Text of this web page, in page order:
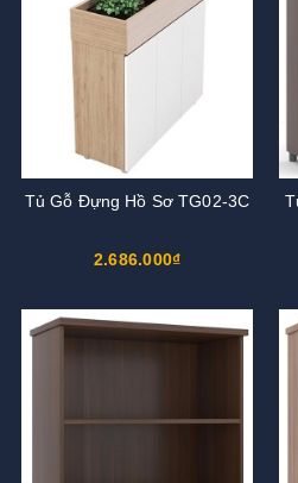
Tủ Gỗ Đựng Hồ Sơ TG02-3C
2.686.000₫